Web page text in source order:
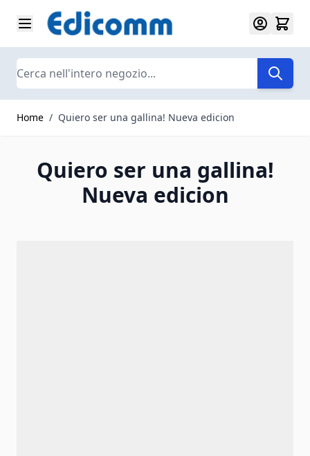
Salta al contenuto
Search
Home / Quiero ser una gallina! Nueva edicion
Quiero ser una gallina!
Nueva edicion